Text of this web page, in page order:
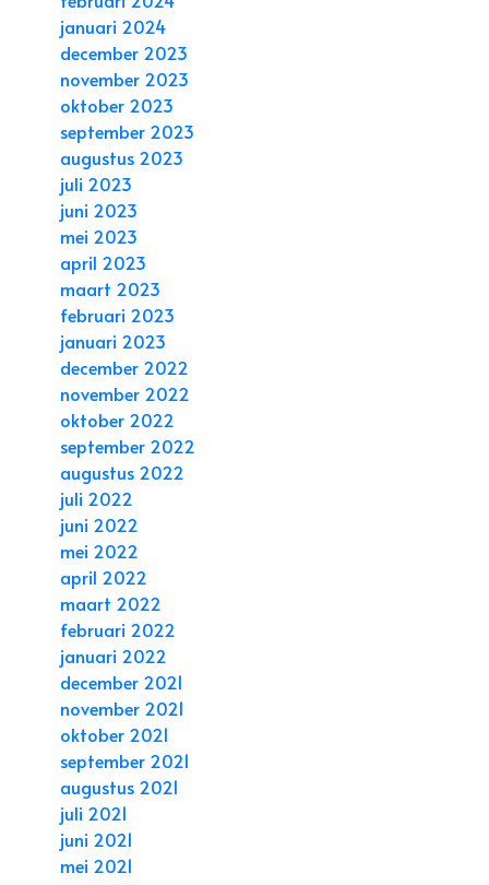
januari 2024
december 2023
november 2023
oktober 2023
september 2023
augustus 2023
juli 2023
juni 2023
mei 2023
april 2023
maart 2023
februari 2023
januari 2023
december 2022
november 2022
oktober 2022
september 2022
augustus 2022
juli 2022
juni 2022
mei 2022
april 2022
maart 2022
februari 2022
januari 2022
december 2021
november 2021
oktober 2021
september 2021
augustus 2021
juli 2021
juni 2021
mei 2021